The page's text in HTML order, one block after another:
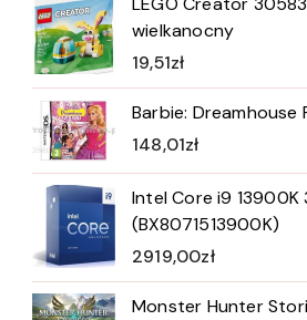
wielkanocny
19,51zł
Barbie: Dreamhouse
148,01zł
Intel Core i9 13900K
(BX8071513900K)
2919,00zł
Monster Hunter